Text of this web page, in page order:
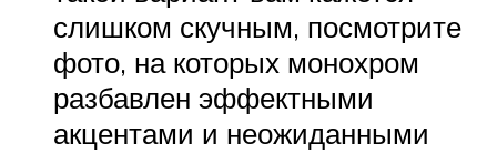
слишком скучным, посмотрите
фото, на которых монохром
разбавлен эффектными
акцентами и неожиданными